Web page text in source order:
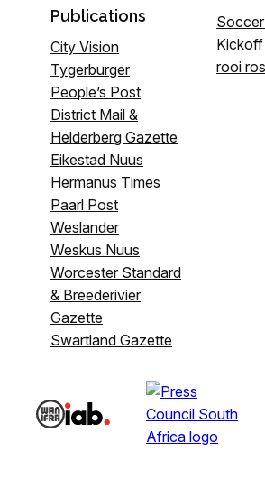
Publications
City Vision
Tygerburger
People’s Post
District Mail &
Helderberg Gazette
Eikestad Nuus
Hermanus Times
Paarl Post
Weslander
Weskus Nuus
Worcester Standard
& Breederivier
Gazette
Swartland Gazette
Kickoff
rooi